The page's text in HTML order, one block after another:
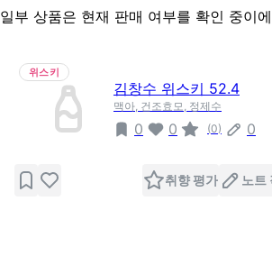
일부 상품은 현재 판매 여부를 확인 중이
위스키
김창수 위스키 52.4
맥아, 건조효모, 정제수
0 0 (0) 0
취향 평가 노트